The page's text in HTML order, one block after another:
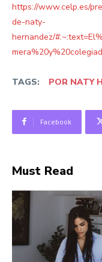
https://www.celp.es/
de-naty-
hernandez/
TAGS: POR NATY
Facebook
Must Read